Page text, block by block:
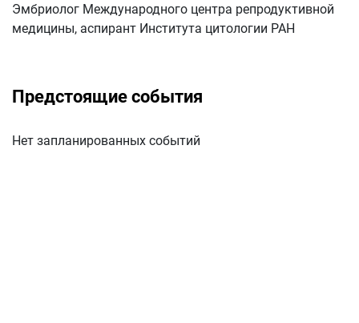
Эмбриолог Международного центра репродуктивной
медицины, аспирант Института цитологии РАН
Предстоящие события
Нет запланированных событий